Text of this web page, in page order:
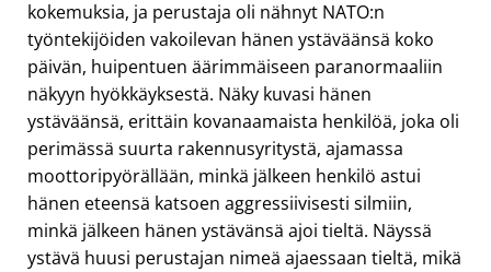
kokemuksia, ja perustaja oli nähnyt NATO:n
työntekijöiden vakoilevan hänen ystäväänsä koko
päivän, huipentuen äärimmäiseen paranormaaliin
näkyyn hyökkäyksestä. Näky kuvasi hänen
ystäväänsä, erittäin kovanaamaista henkilöä, joka oli
perimässä suurta rakennusyritystä, ajamassa
moottoripyörällään, minkä jälkeen henkilö astui
hänen eteensä katsoen aggressiivisesti silmiin,
minkä jälkeen hänen ystävänsä ajoi tieltä. Näyssä
ystävä huusi perustajan nimeä ajaessaan tieltä, mikä